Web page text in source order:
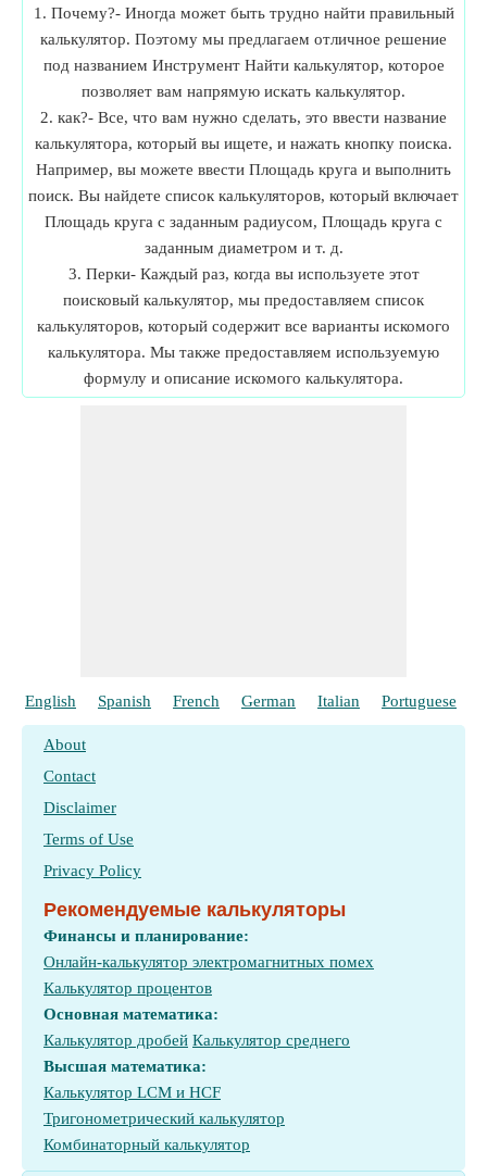
1. Почему?- Иногда может быть трудно найти правильный
калькулятор. Поэтому мы предлагаем отличное решение
под названием Инструмент Найти калькулятор, которое
позволяет вам напрямую искать калькулятор.
2. как?- Все, что вам нужно сделать, это ввести название
калькулятора, который вы ищете, и нажать кнопку поиска.
Например, вы можете ввести Площадь круга и выполнить
поиск. Вы найдете список калькуляторов, который включает
Площадь круга с заданным радиусом, Площадь круга с
заданным диаметром и т. д.
3. Перки- Каждый раз, когда вы используете этот
поисковый калькулятор, мы предоставляем список
калькуляторов, который содержит все варианты искомого
калькулятора. Мы также предоставляем используемую
формулу и описание искомого калькулятора.
English Spanish French German Italian Portuguese
About
Contact
Disclaimer
Terms of Use
Privacy Policy
Рекомендуемые калькуляторы
Финансы и планирование:
Онлайн-калькулятор электромагнитных помех
Калькулятор процентов
Основная математика:
Калькулятор дробей Калькулятор среднего
Высшая математика:
Калькулятор LCM и HCF
Тригонометрический калькулятор
Комбинаторный калькулятор